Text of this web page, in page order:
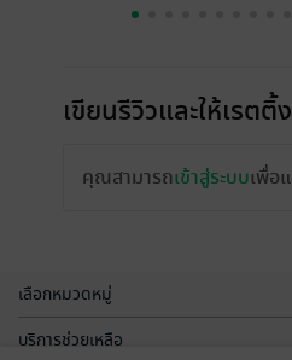
เขียนรีวิวและให้เรตติ้ง
คุณสามารถเข้าสู่ระบบเพื่อ
เลือกหมวดหมู่
บริการช่วยเหลือ